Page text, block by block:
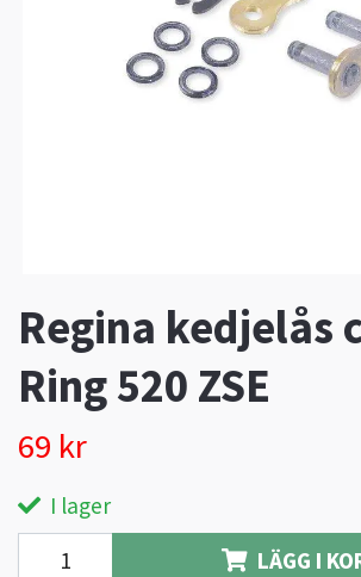
Regina kedjelås
Ring 520 ZSE
69 kr
I lager
LÄGG I